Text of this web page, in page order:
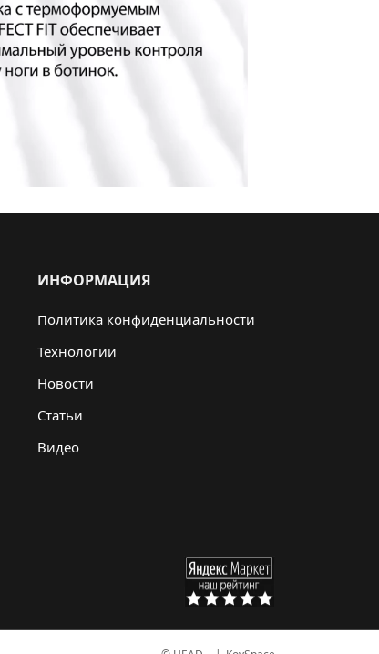
ИНФОРМАЦИЯ
Политика конфиденциальности
Технологии
Новости
Статьи
Видео